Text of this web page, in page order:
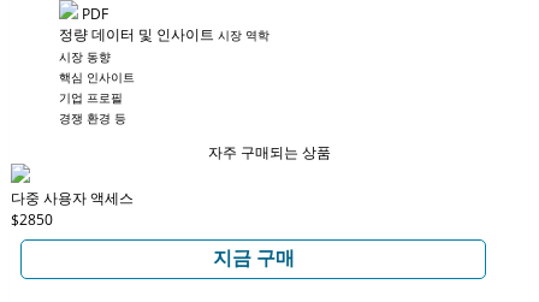
PDF
정량 데이터 및 인사이트 시장 역학
시장 동향
핵심 인사이트
기업 프로필
경쟁 환경 등
자주 구매되는 상품
다중 사용자 액세스
$2850
지금 구매